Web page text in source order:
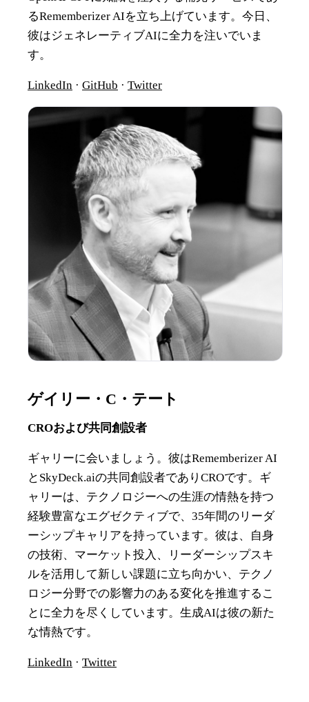
るRememberizer AIを立ち上げています。今日、
彼はジェネレーティブAIに全力を注いでいま
す。
LinkedIn · GitHub · Twitter
ゲイリー・C・テート
CROおよび共同創設者
ギャリーに会いましょう。彼はRememberizer AI
とSkyDeck.aiの共同創設者でありCROです。ギ
ャリーは、テクノロジーへの生涯の情熱を持つ
経験豊富なエグゼクティブで、35年間のリーダ
ーシップキャリアを持っています。彼は、自身
の技術、マーケット投入、リーダーシップスキ
ルを活用して新しい課題に立ち向かい、テクノ
ロジー分野での影響力のある変化を推進するこ
とに全力を尽くしています。生成AIは彼の新た
な情熱です。
LinkedIn · Twitter